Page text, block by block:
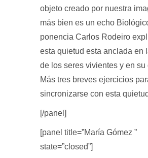
objeto creado por nuestra
más bien es un echo
ponencia Carlos Rodeiro
esta quietud esta anclada en
de los seres vivientes y en su
Más tres breves ejercicios
sincronizarse con esta
[/panel]
[panel title=”María Gómez ”
state=”closed”]